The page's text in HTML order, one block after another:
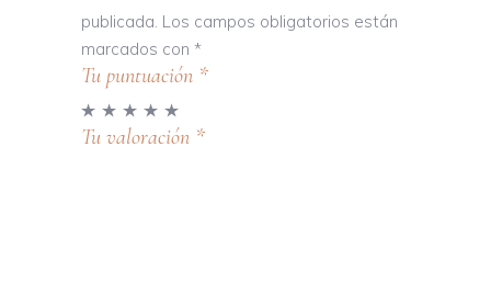
publicada. Los campos obligatorios están
marcados con *
Tu puntuación *
Tu valoración *